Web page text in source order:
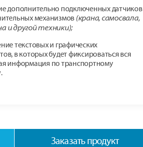
дополнительно подключенных датчиков
механизмов (крана, самосвала,
и другой техники);
текстовых и графических
в которых будет фиксироваться вся
информация по транспортному
Заказать продукт